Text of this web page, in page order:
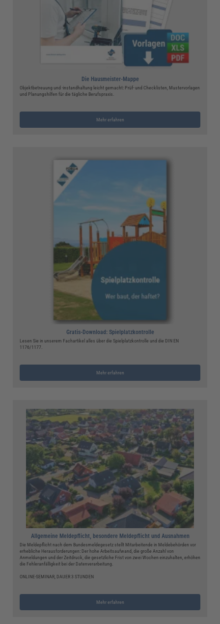
Die Hausmeister-Mappe
Objektbetreuung und -instandhaltung leicht gemacht: Prüf- und Checklisten, Mustervorlagen
und Planungshilfen für die tägliche Berufspraxis.
Mehr erfahren
Gratis-Download: Spielplatzkontrolle
Lesen Sie in unserem Fachartikel alles über die Spielplatzkontrolle und die DIN EN
1176/1177.
Mehr erfahren
Allgemeine Meldepflicht, besondere Meldepflicht und Ausnahmen
Die Meldepflicht nach dem Bundesmeldegesetz stellt Mitarbeitende in Meldebehörden vor
erhebliche Herausforderungen: Der hohe Arbeitsaufwand, die große Anzahl von
Anmeldungen und der Zeitdruck, die gesetzliche Frist von zwei Wochen einzuhalten, erhöhen
die Fehleranfälligkeit bei der Datenverarbeitung.
ONLINE-SEMINAR, DAUER 3 STUNDEN
Mehr erfahren